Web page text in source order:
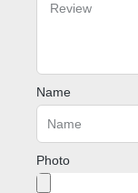
Name
Photo